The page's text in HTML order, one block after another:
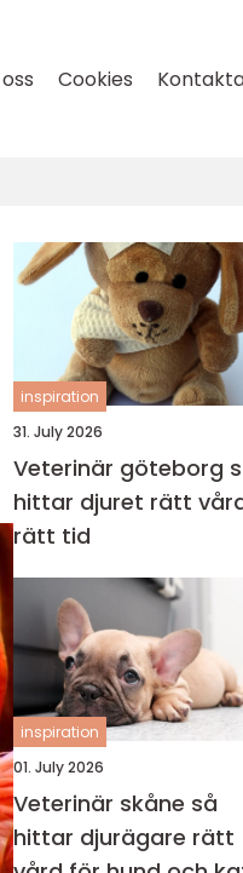
Cookies
inspiration
31. July 2026
Veterinär göteborg så
hittar djuret rätt
rätt tid
inspiration
01. July 2026
Veterinär skåne så
hittar djurägare rätt